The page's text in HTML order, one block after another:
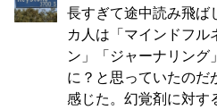
長すぎて途中読み飛ば
カ人は「マインドフル
ン」「ジャーナリング
に？と思っていたのだ
感じた。幻覚剤に対す